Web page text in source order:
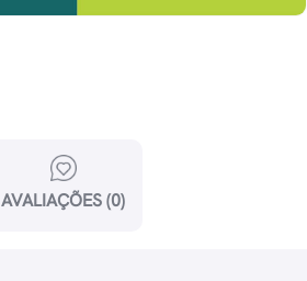
AVALIAÇÕES (0)